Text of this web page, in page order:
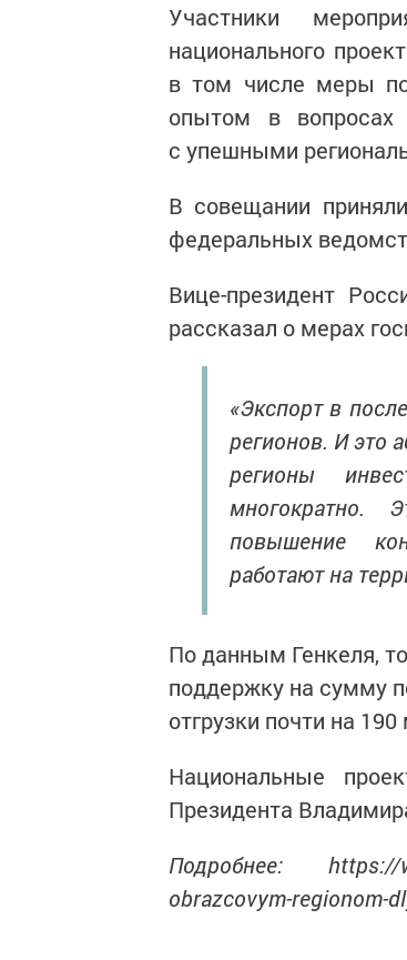
Участники
национального
в том числе меры
опытом в вопросах
с упешными
В совещании
федеральных
Вице-президент
рассказал о мерах
«Экспорт в
регионов. И это
регионы
многократно.
повышение
работают на
По данным Генкеля,
поддержку на сумму
отгрузки почти на
Национальные
Президента
Подробнее: https://
obrazcovym-regionom-